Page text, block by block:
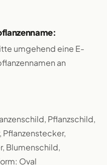
umgehend eine E-
an
Pflanzschild,
Pflanzenstecker,
Blumenschild,
Oval